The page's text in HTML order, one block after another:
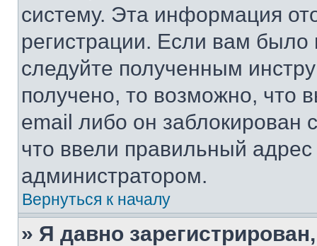
систему. Эта информация
регистрации. Если вам
следуйте полученным
получено, то возможно, что
email либо он
что ввели правильный адрес
администратором.
Вернуться к началу
» Я давно